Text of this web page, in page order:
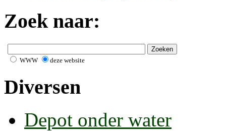
Zoek naar:
WWW deze website
Diversen
Depot onder water